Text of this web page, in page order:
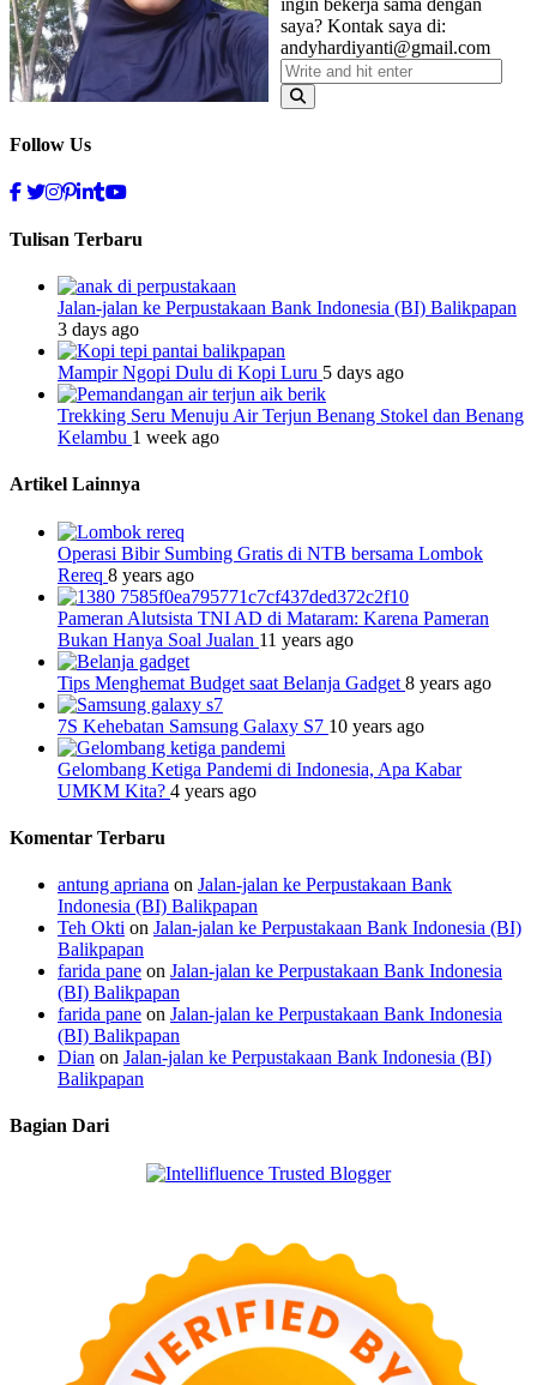
ingin bekerja sama dengan
saya? Kontak saya di:
andyhardiyanti@gmail.com
Follow Us
Tulisan Terbaru
Jalan-jalan ke Perpustakaan Bank Indonesia (BI) Balikpapan
3 days ago
Mampir Ngopi Dulu di Kopi Luru 5 days ago
Trekking Seru Menuju Air Terjun Benang Stokel dan Benang
Kelambu 1 week ago
Artikel Lainnya
Operasi Bibir Sumbing Gratis di NTB bersama Lombok
Rereq 8 years ago
Pameran Alutsista TNI AD di Mataram: Karena Pameran
Bukan Hanya Soal Jualan 11 years ago
Tips Menghemat Budget saat Belanja Gadget 8 years ago
7S Kehebatan Samsung Galaxy S7 10 years ago
Gelombang Ketiga Pandemi di Indonesia, Apa Kabar
UMKM Kita? 4 years ago
Komentar Terbaru
antung apriana on Jalan-jalan ke Perpustakaan Bank
Indonesia (BI) Balikpapan
Teh Okti on Jalan-jalan ke Perpustakaan Bank Indonesia (BI)
Balikpapan
farida pane on Jalan-jalan ke Perpustakaan Bank Indonesia
(BI) Balikpapan
farida pane on Jalan-jalan ke Perpustakaan Bank Indonesia
(BI) Balikpapan
Dian on Jalan-jalan ke Perpustakaan Bank Indonesia (BI)
Balikpapan
Bagian Dari